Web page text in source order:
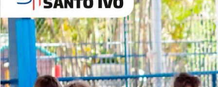
Lista de vídeos